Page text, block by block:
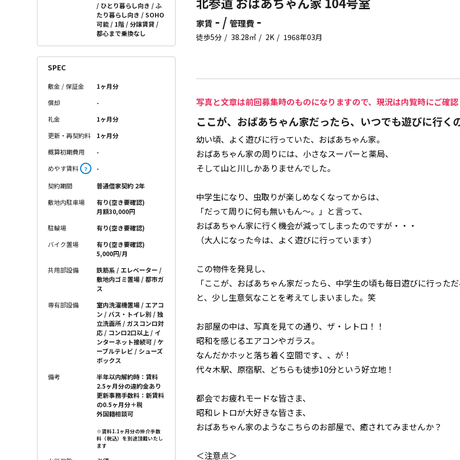
家賃 - / 管理費 -
徒歩5分 38.28㎡ 2K 1968年03月
写真と文章は前回募集時のものになりますので、現況は内覧時にご確
ここが、おばあちゃん家だったら、いつでも遊びに行く
幼い頃、よく遊びに行っていた、おばあちゃん家。
おばあちゃん家の周りには、小さなスーパーと薬局、
そして山と川しかありませんでした。
中学生になり、虫取りが楽しめなくなってからは、
「だって周りに何も無いもん～。」と言って、
おばあちゃん家に行く機会が減ってしまったのですが・・・
（大人になった今は、よく遊びに行っています）
この物件を発見し、
「ここが、おばあちゃん家だったら、中学生の頃も毎日遊びに行っただ
と、少し生意気なことを考えてしまいました。笑
お部屋の中は、写真を見ての通り、ザ・レトロ！！
昭和を感じるエアコンやガラス。
なんだかホッと落ち着く空間です、、が！
代々木駅、原宿駅、どちらも徒歩10分という好立地！
都会でお疲れモードな皆さま、
昭和レトロが大好きな皆さま、
おばあちゃん家のようなこちらのお部屋で、癒されてみませんか？
＜注意点＞
ひとり暮らし向き
ふ
たり暮らし向き
SOHO
可能
1階
分譲賃貸
都心まで乗換なし
SPEC
敷金 / 保証金
1ヶ月分
償却
-
礼金
1ヶ月分
更新・再契約料
1ヶ月分
概算初期費用
-
めやす賃料
？ -
契約期間
普通借家契約 2年
敷地内駐車場
有り(空き要確認)
月額30,000円
駐輪場
有り(空き要確認)
バイク置場
有り(空き要確認)
5,000円/月
共用部設備
鉄筋系 / エレベーター /
敷地内ゴミ置場 / 都市ガ
ス
専有部設備
室内洗濯機置場 / エアコ
ン / バス・トイレ別 / 独
立洗面所 / ガスコンロ対
応 / コンロ2口以上 / イ
ンターネット接続可 / ケ
ーブルテレビ / シューズ
ボックス
備考
半年以内解約時：賃料
2.5ヶ月分の違約金あり
更新事務手数料：新賃料
の0.5ヶ月分＋税
外国籍相談可
※賃料1.1ヶ月分の仲介手数
料（税込）を別途頂戴いたし
ます